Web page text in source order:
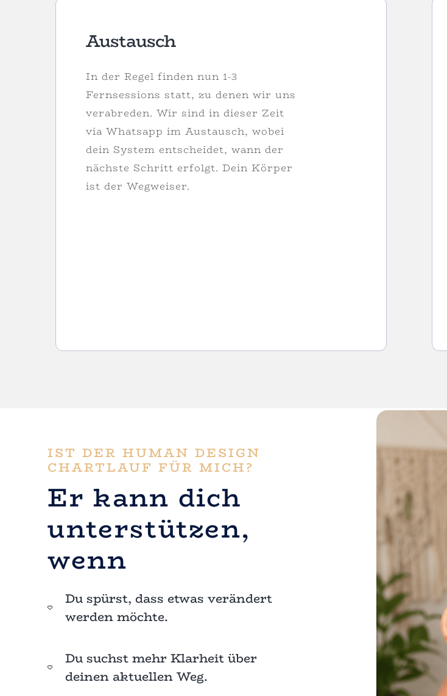
Austausch
In der Regel finden nun 1-3
Fernsessions statt, zu denen wir uns
verabreden. Wir sind in dieser Zeit
via Whatsapp im Austausch, wobei
dein System entscheidet, wann der
nächste Schritt erfolgt. Dein Körper
ist der Wegweiser.
IST DER HUMAN DESIGN
CHARTLAUF FÜR MICH?
Er kann dich
unterstützen,
wenn
Du spürst, dass etwas verändert
werden möchte.
Du suchst mehr Klarheit über
deinen aktuellen Weg.